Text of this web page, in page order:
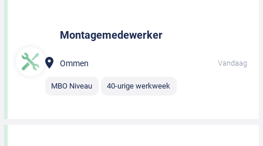
Montagemedewerker
Ommen Vandaag
MBO Niveau 40-urige werkweek